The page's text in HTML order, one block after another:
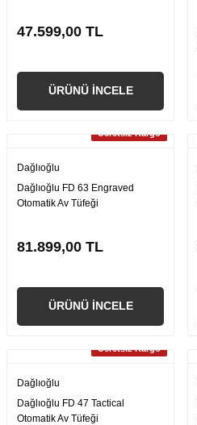
47.599,00 TL
ÜRÜNÜ İNCELE
Ücretsiz Kargo
Dağlıoğlu
Dağlıoğlu FD 63 Engraved
Otomatik Av Tüfeği
81.899,00 TL
ÜRÜNÜ İNCELE
Ücretsiz Kargo
Dağlıoğlu
Dağlıoğlu FD 47 Tactical
Otomatik Av Tüfeği